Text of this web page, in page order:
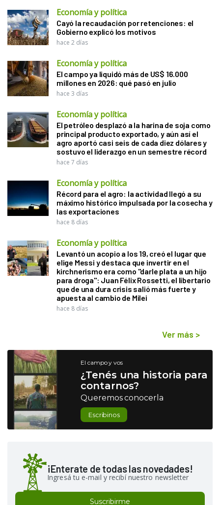
Economía y política
Cayó la recaudación por retenciones: el
Gobierno explicó los motivos
hace 2 días
Economía y política
El campo ya liquidó más de US$ 16.000
millones en 2026: qué pasó en julio
hace 3 días
Economía y política
El petróleo desplazó a la harina de soja como
principal producto exportado, y aún así el
agro aportó casi seis de cada diez dólares y
sostuvo el liderazgo en un semestre récord
hace 7 días
Economía y política
Récord para el agro: la actividad llegó a su
máximo histórico impulsada por la cosecha y
las exportaciones
hace 8 días
Economía y política
Levantó un acopio a los 19, creó el lugar que
elige Messi y destaca que invertir en el
kirchnerismo era como "darle plata a un hijo
para droga": Juan Félix Rossetti, el libertario
que de una dura crisis salió más fuerte y
apuesta al cambio de Milei
hace 8 días
Ver más >
El campo y vos
¿Tenés una historia para
contarnos?
Queremos conocerla
Escribinos
¡Enterate de todas las novedades!
Ingresá tu e-mail y recibí nuestro newsletter
Suscribirme